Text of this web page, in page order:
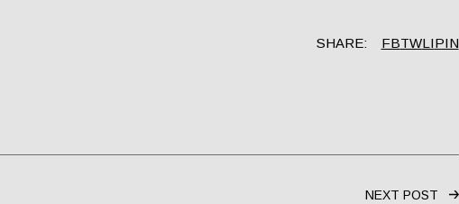
SHARE: FBTWLIPIN
NEXT POST